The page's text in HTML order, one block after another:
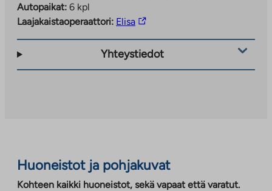
Autopaikat: 6 kpl
Laajakaistaoperaattori: ElisaLinkki
ulkopuoliseen
Yhteystiedot
Huoneistot ja pohjakuvat
Kohteen kaikki huoneistot, sekä vapaat että varatut.